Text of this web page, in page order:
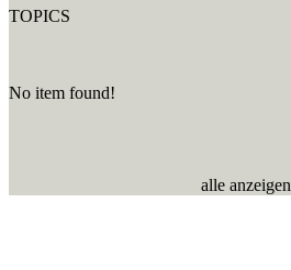
TOPICS
No item found!
alle anzeigen